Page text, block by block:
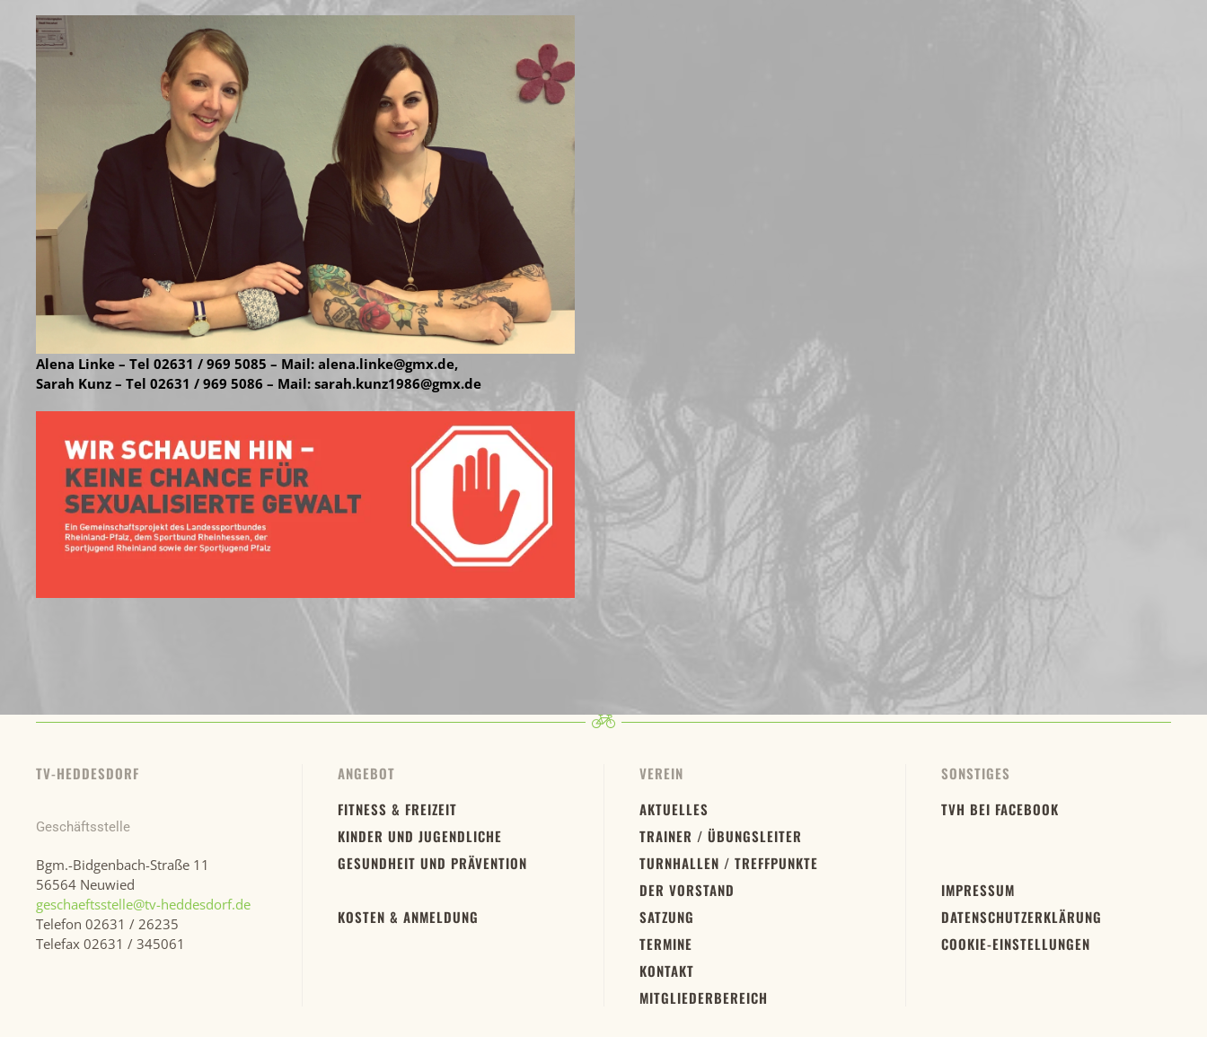
Alena Linke – Tel 02631 / 969 5085 – Mail: alena.linke@gmx.de,
Sarah Kunz – Tel 02631 / 969 5086 – Mail: sarah.kunz1986@gmx.de
TV-HEDDESDORF
Geschäftsstelle
Bgm.-Bidgenbach-Straße 11
56564 Neuwied
geschaeftsstelle@tv-heddesdorf.de
Telefon 02631 / 26235
Telefax 02631 / 345061
ANGEBOT
FITNESS & FREIZEIT
KINDER UND JUGENDLICHE
GESUNDHEIT UND PRÄVENTION
KOSTEN & ANMELDUNG
VEREIN
AKTUELLES
TRAINER / ÜBUNGSLEITER
TURNHALLEN / TREFFPUNKTE
DER VORSTAND
SATZUNG
TERMINE
KONTAKT
MITGLIEDERBEREICH
SONSTIGES
TVH BEI FACEBOOK
IMPRESSUM
DATENSCHUTZERKLÄRUNG
COOKIE-EINSTELLUNGEN